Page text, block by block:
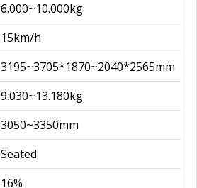
6.000~10.000kg
15km/h
3195~3705*1870~2040*2565mm
9.030~13.180kg
3050~3350mm
Seated
16%